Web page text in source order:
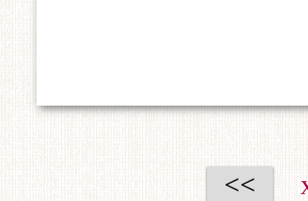
[桔中仙注：这局棋
黑胜，《寄青霞馆弈
<<